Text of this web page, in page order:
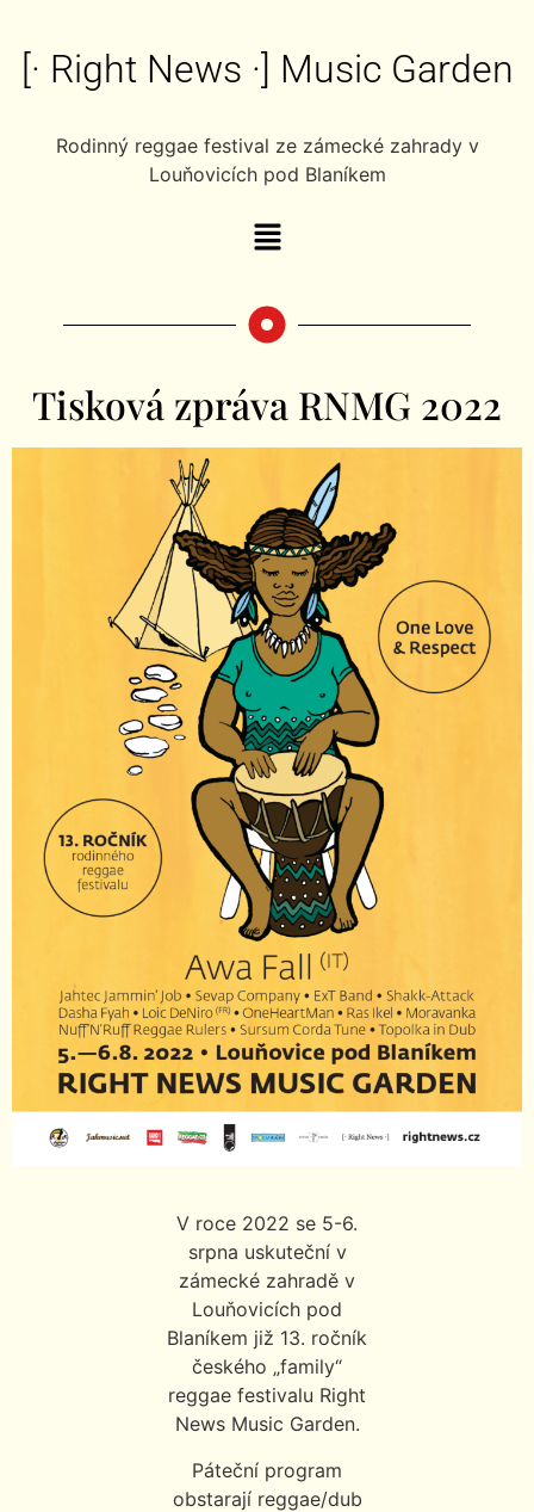
[· Right News ·] Music Garden
Rodinný reggae festival ze zámecké zahrady v
Louňovicích pod Blaníkem
Tisková zpráva RNMG 2022
V roce 2022 se 5-6.
srpna uskuteční v
zámecké zahradě v
Louňovicích pod
Blaníkem již 13. ročník
českého „family“
reggae festivalu Right
News Music Garden.
Páteční program
obstarají reggae/dub